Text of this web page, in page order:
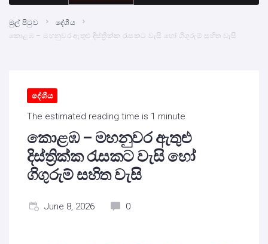
මුල් පිටුව
දේශීය
කොළඹ – මහනුවර ඇතුළු දිස්ත්‍රික්ක රැසකට වැසි හෝ ගිගුරුම් සහිත වැසි
දේශීය
The estimated reading time is 1 minute
කොළඹ – මහනුවර ඇතුළු
දිස්ත්‍රික්ක රැසකට වැසි හෝ
ගිගුරුම් සහිත වැසි
June 8, 2026 0